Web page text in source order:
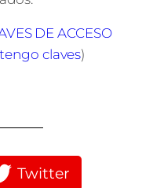
DE ACCESO
claves)
Twitter